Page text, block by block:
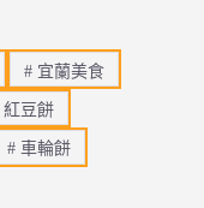
# 宜蘭美食
紅豆餅
# 車輪餅